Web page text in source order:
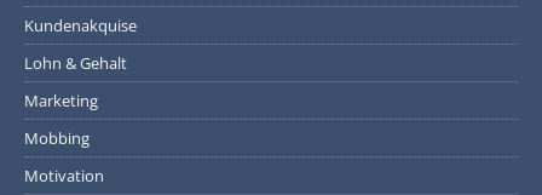
Kundenakquise
Lohn & Gehalt
Marketing
Mobbing
Motivation